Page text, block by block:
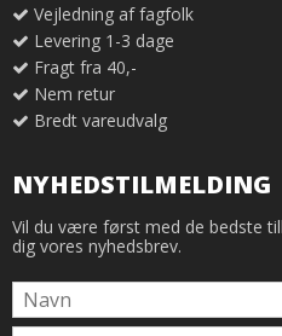
Vejledning af fagfolk
Levering 1-3 dage
Fragt fra 40,-
Nem retur
Bredt vareudvalg
NYHEDSTILMELDING
Vil du være først med de bedste
dig vores nyhedsbrev.